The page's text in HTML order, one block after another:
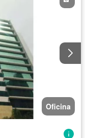
Oficina